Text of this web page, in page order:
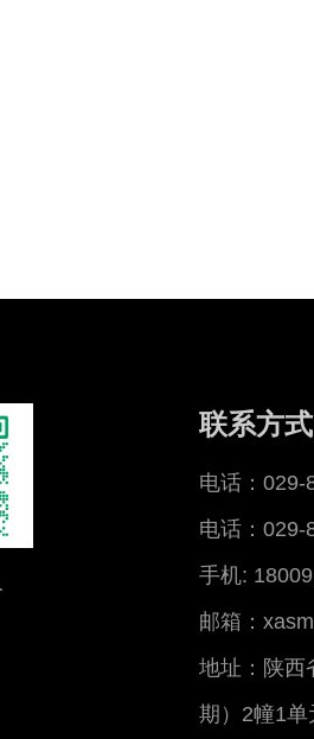
联系方式
电话：029-
电话：029-
手机:
邮箱：
地址：陕西
期）2幢1单